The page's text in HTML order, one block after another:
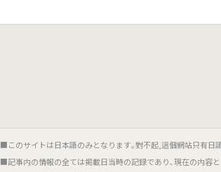
■このサイトは日本語のみとなります｡對不起,這個網站只有日
■記事内の情報の全ては掲載日当時の記録であり､現在の内容